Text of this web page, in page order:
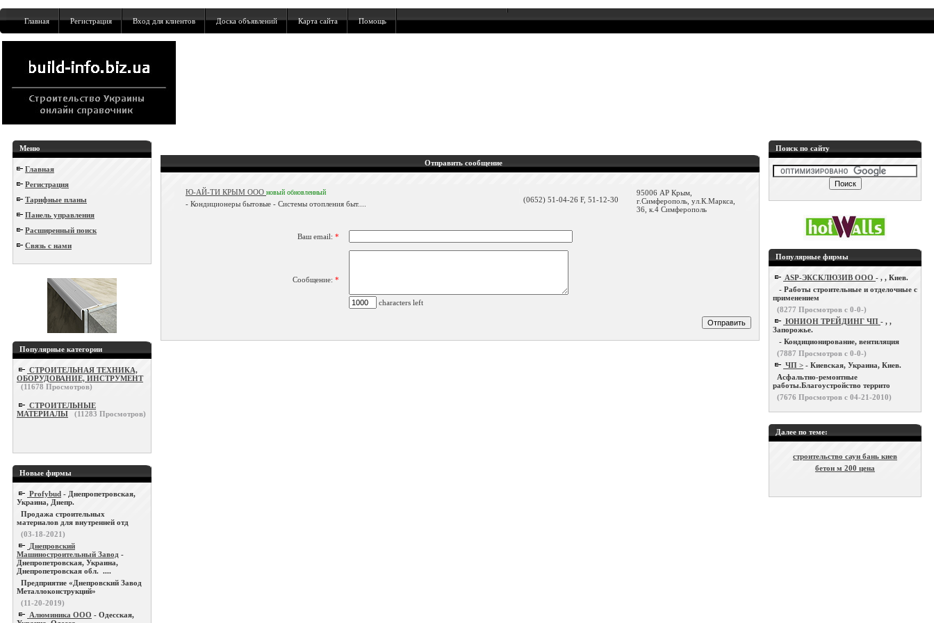
Главная Регистрация Вход для клиентов Доска объявлений Карта сайта Помощь
Меню
Главная
Регистрация
Тарифные планы
Панель управления
Расширенный поиск
Связь с нами
Популярные категории
СТРОИТЕЛЬНАЯ ТЕХНИКА,
ОБОРУДОВАНИЕ, ИНСТРУМЕНТ
(11678 Просмотров)
СТРОИТЕЛЬНЫЕ
МАТЕРИАЛЫ
(11283 Просмотров)
Новые фирмы
Profybud - Днепропетровская,
Украина, Днепр.
Продажа строительных
материалов для внутренней отд
(03-18-2021)
Днепровский
Машиностроительный Завод -
Днепропетровская, Украина,
Днепропетровская обл. ....
Предприятие «Днепровский Завод
Металлоконструкций»
(11-20-2019)
Алюминика ООО - Одесская,
Отправить сообщение
Ю-АЙ-ТИ КРЫМ ООО новый обновленный
- Кондиционеры бытовые - Системы отопления быт.... (0652) 51-04-26 F, 51-12-30
95006 АР Крым,
г.Симферополь, ул.К.Маркса,
36, к.4 Симферополь
Ваш email: *
Сообщение: *
characters left
Поиск по сайту
Популярные фирмы
ASP-ЭКСКЛЮЗИВ ООО - , , Киев.
- Работы строительные и отделочные с
применением
(8277 Просмотров с 0-0-)
ЮНИОН ТРЕЙДИНГ ЧП - , ,
Запорожье.
- Кондиционирование, вентиляция
(7887 Просмотров с 0-0-)
ЧП > - Киевская, Украина, Киев.
Асфальтно-ремонтные
работы.Благоустройство террито
(7676 Просмотров с 04-21-2010)
Далее по теме:
строительство саун бань киев
бетон м 200 цена